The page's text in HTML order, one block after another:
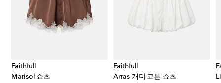
Faithfull
Marisol 쇼츠
Faithfull
Arras 개더 코튼 쇼츠